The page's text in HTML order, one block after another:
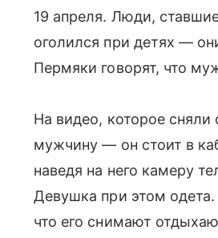
19 апреля. Люди,
оголился при детях —
Пермяки говорят, что
На видео, которое
мужчину — он стоит в
наведя на него камеру
Девушка при этом
что его снимают